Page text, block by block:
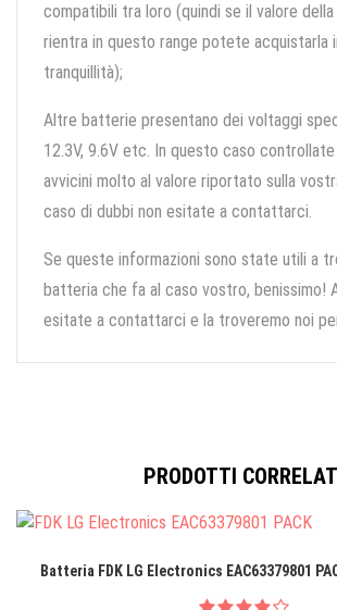
compatibili tra loro (quindi se il valore
rientra in questo range potete acquistarla
tranquillità);
Altre batterie presentano dei voltaggi
12.3V, 9.6V etc. In questo caso
avvicini molto al valore riportato sulla
caso di dubbi non esitate a contattarci.
Se queste informazioni sono state utili a
batteria che fa al caso vostro, benissimo!
esitate a contattarci e la troveremo noi
PRODOTTI CORRELATI
Batteria FDK LG EIectronics EAC63379801